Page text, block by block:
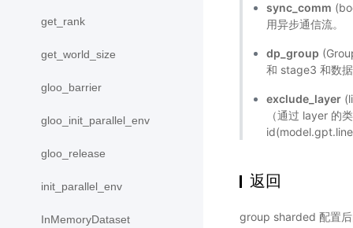
get_rank
get_world_size
gloo_barrier
gloo_init_parallel_env
gloo_release
init_parallel_env
InMemoryDataset
sync_comm
用异步通信流。
dp_group
和 stage3 和数
exclude_layer
（通过 layer 的
返回
group sharded 配置